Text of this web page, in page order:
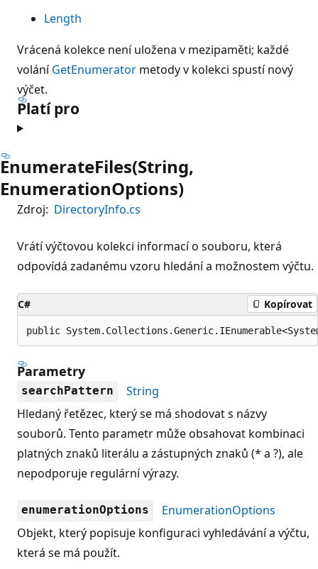
Length
Vrácená kolekce není uložena v mezipaměti; každé
voláníGetEnumerator metody v kolekci spustí nový
výčet.
Platí pro
EnumerateFiles(String,
EnumerationOptions)
Zdroj: DirectoryInfo.cs
Vrátí výčtovou kolekci informací o souboru, která
odpovídá zadanému vzoru hledání a možnostem výčtu.
C# Kopírovat
public
Parametry
searchPattern
String
Hledaný řetězec, který se má shodovat s názvy
souborů. Tento parametr může obsahovat kombinaci
platných znaků literálu a zástupných znaků (* a ?), ale
nepodporuje regulární výrazy.
enumerationOptions
EnumerationOptions
Objekt, který popisuje konfiguraci vyhledávání a výčtu,
která se má použít.